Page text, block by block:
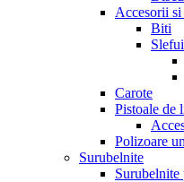
Accesorii si
Biti
Carote
Pistoale de
Polizoare
Surubelnite
Surubelnite